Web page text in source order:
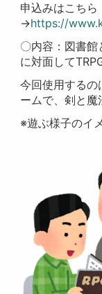
申込みはこちら
→https://
〇内容：図書
に対面して
今回使用する
ームで、剣と魔
※遊ぶ様子のイ